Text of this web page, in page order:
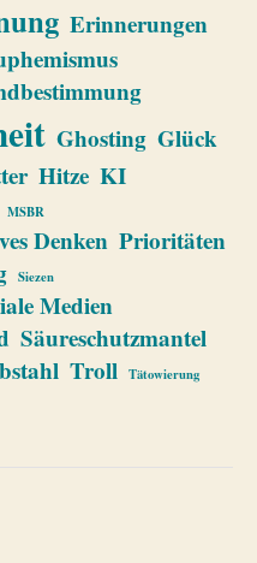
Erinnerungen
Ghosting Glück
Hitze KI
MSBR
Denken Prioritäten
Siezen
Medien
Säureschutzmantel
Troll Tätowierung